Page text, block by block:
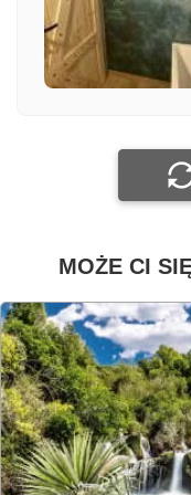
Załącz zdjęcie
MOŻE CI